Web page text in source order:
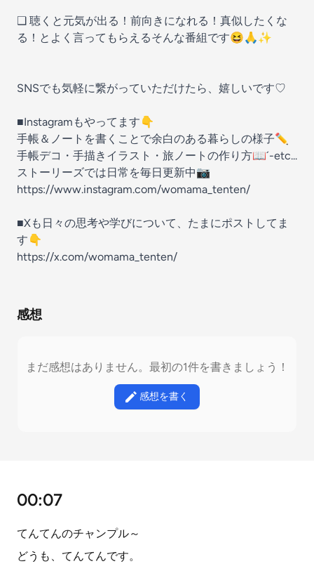
❑ 聴くと元気が出る！前向きになれる！真似したくな
る！とよく言ってもらえるそんな番組です😆🙏✨
SNSでも気軽に繋がっていただけたら、嬉しいです♡
■Instagramもやってます👇
手帳＆ノートを書くことで余白のある暮らしの様子✏︎
手帳デコ・手描きイラスト・旅ノートの作り方📖´-etc...
ストーリーズでは日常を毎日更新中📷
https://www.instagram.com/womama_tenten/
■Xも日々の思考や学びについて、たまにポストしてま
す👇
https://x.com/womama_tenten/
感想
まだ感想はありません。最初の1件を書きましょう！
感想を書く
00:07
てんてんのチャンプル～
どうも、てんてんです。